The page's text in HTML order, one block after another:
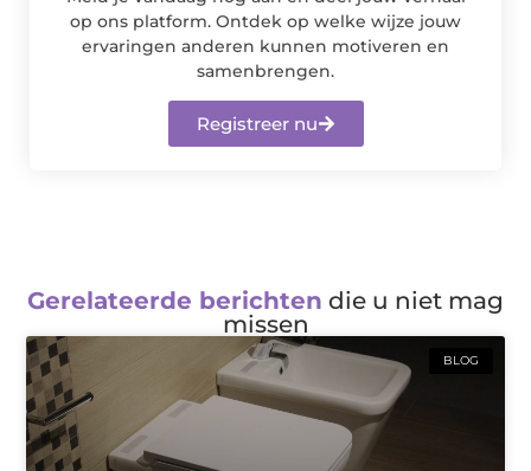
op ons platform. Ontdek op welke wijze jouw
ervaringen anderen kunnen motiveren en
samenbrengen.
Registreer nu
Gerelateerde berichten die u niet mag
missen
BLOG